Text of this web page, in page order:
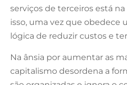
serviços de terceiros está
isso, uma vez que obedece
lógica de reduzir custos e
Na ânsia por aumentar as
capitalismo desordena a